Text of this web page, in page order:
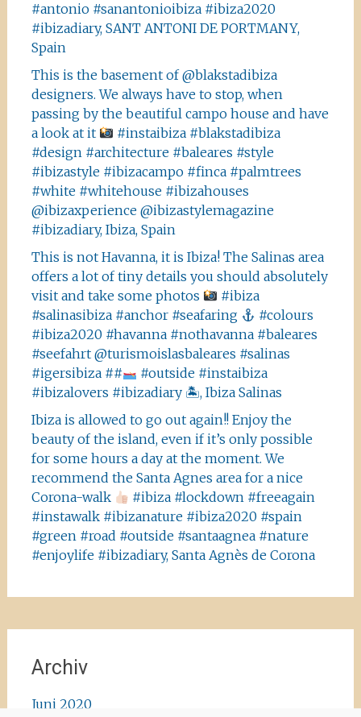
#antonio #sanantonioibiza #ibiza2020
#ibizadiary, SANT ANTONI DE PORTMANY,
Spain
This is the basement of @blakstadibiza
designers. We always have to stop, when
passing by the beautiful campo house and have
a look at it
#instaibiza #blakstadibiza
#design #architecture #baleares #style
#ibizastyle #ibizacampo #finca #palmtrees
#white #whitehouse #ibizahouses
@ibizaxperience @ibizastylemagazine
#ibizadiary, Ibiza, Spain
This is not Havanna, it is Ibiza! The Salinas area
offers a lot of tiny details you should absolutely
visit and take some photos
#ibiza
#salinasibiza #anchor #seafaring
#colours
#ibiza2020 #havanna #nothavanna #baleares
#seefahrt @turismoislasbaleares #salinas
#igersibiza ##
#outside #instaibiza
#ibizalovers #ibizadiary 🏝, Ibiza Salinas
Ibiza is allowed to go out again!! Enjoy the
beauty of the island, even if it’s only possible
for some hours a day at the moment. We
recommend the Santa Agnes area for a nice
Corona-walk
#ibiza #lockdown #freeagain
#instawalk #ibizanature #ibiza2020 #spain
#green #road #outside #santaagnea #nature
#enjoylife #ibizadiary, Santa Agnès de Corona
Archiv
Juni 2020